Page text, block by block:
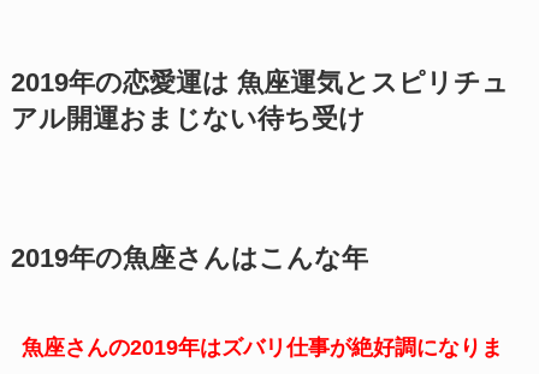
2019年の恋愛運は 魚座運気とスピリチュ
アル開運おまじない待ち受け
2019年の魚座さんはこんな年
魚座さんの2019年はズバリ仕事が絶好調になりま